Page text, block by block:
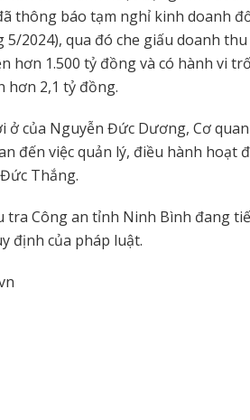
thông báo tạm nghỉ kinh doanh
2024), qua đó che giấu doanh
hơn 1.500 tỷ đồng và có hành vi
hơn 2,1 tỷ đồng.
ở của Nguyễn Đức Dương, Cơ
đến việc quản lý, điều hành hoạt
Thắng.
tra Công an tỉnh Ninh Bình đang
định của pháp luật.